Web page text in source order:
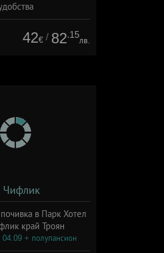
храна
42€ / 82.15
лв.
Чифлик
в Парк Хотел
край Троян
+ полупансион